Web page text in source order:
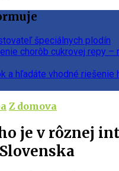
špeciálnych plodín
chorôb cukrovej repy –
a hľadáte vhodné riešenie
Z domova
je v rôznej